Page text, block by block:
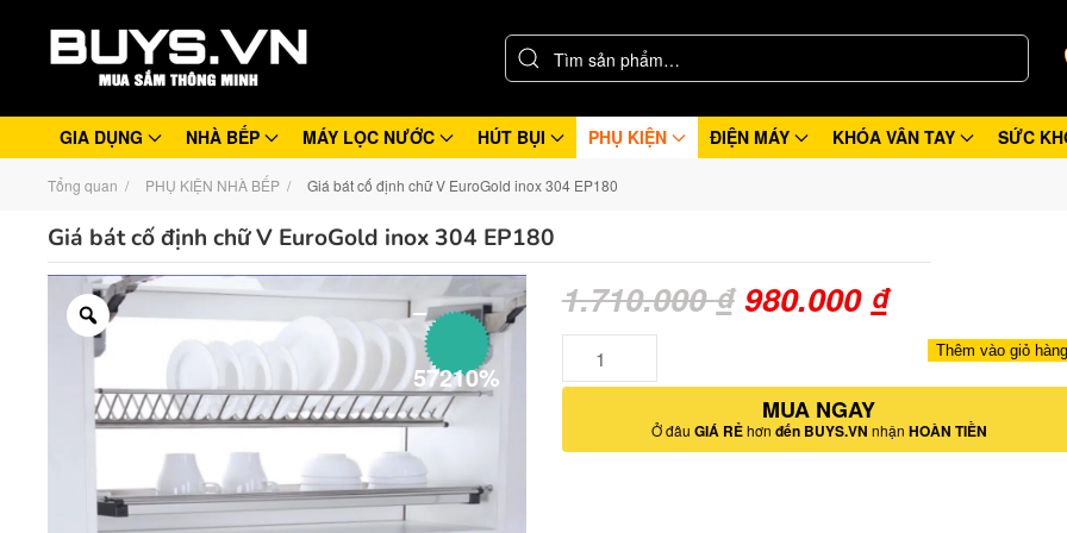
GIA DỤNG NHÀ BẾP MÁY LỌC NƯỚC HÚT BỤI PHỤ KIỆN ĐIỆN MÁY KHÓA VÂN TAY SỨC
Tổng quan PHỤ KIỆN NHÀ BẾP Giá bát cố định chữ V EuroGold inox 304 EP180
Giá bát cố định chữ V EuroGold inox 304 EP180
–
57210%
1.710.000₫ Giá
là:
1.710.000 ₫.
980.000 ₫Giá
hiện
tại
là:
lượng
Thêm vào giỏ hàng
MUA NGAY
Ở đâu GIÁ RẺhơn đến BUYS.VN nhận HOÀN TIỀN